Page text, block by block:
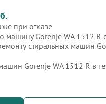
при отказе
машину Gorenje WA 1512 R
стиральных машин
Gorenje WA 1512 R в